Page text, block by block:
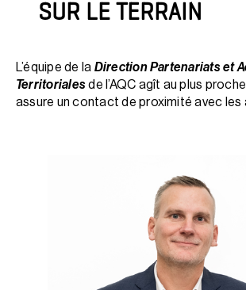
SUR LE TERRAIN
L’équipe de la Direction Partenariats et
Territorialesde l’AQC agît au plus
assure un contact de proximité avec les